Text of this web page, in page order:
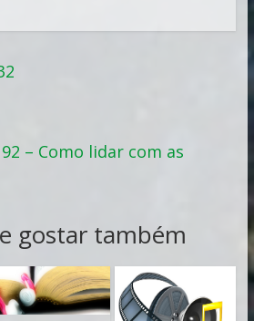
– Como lidar com as
gostar também